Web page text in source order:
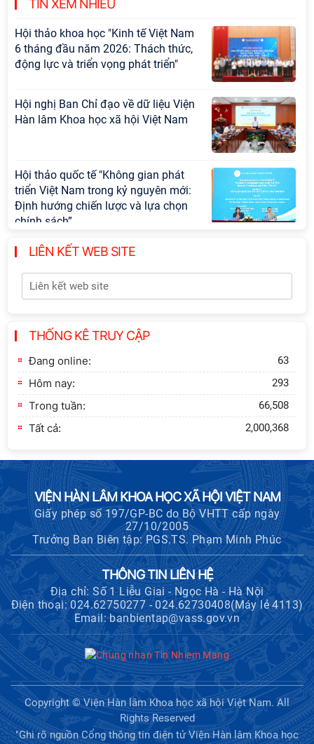
TIN XEM NHIỀU
cấp Bộ
Hội thảo khoa học "Kinh tế Việt Nam
6 tháng đầu năm 2026: Thách thức,
động lực và triển vọng phát triển"
Hội nghị Ban Chỉ đạo về dữ liệu Viện
Hàn lâm Khoa học xã hội Việt Nam
Hội thảo quốc tế "Không gian phát
triển Việt Nam trong kỷ nguyên mới:
Định hướng chiến lược và lựa chọn
chính sách”
Khai quật công trường khai thác đá
Tôn
sinh đào tạo trình độ tiến sĩ đợt 1
LIÊN KẾT WEB SITE
THỐNG KÊ TRUY CẬP
Đang online: 63
Hôm nay: 293
Trong tuần: 66,508
Tất cả: 2,000,368
VIỆN HÀN LÂM KHOA HỌC XÃ HỘI VIỆT NAM
Giấy phép số 197/GP-BC do Bộ VHTT cấp ngày
27/10/2005
Trưởng Ban Biên tập: PGS.TS. Phạm Minh Phúc
THÔNG TIN LIÊN HỆ
Địa chỉ: Số 1 Liễu Giai - Ngọc Hà - Hà Nội
Điện thoại: 024.62750277 - 024.62730408(Máy lẻ 4113)
Email: banbientap@vass.gov.vn
Copyright © Viện Hàn lâm Khoa học xã hội Việt Nam. All
Rights Reserved
"Ghi rõ nguồn Cổng thông tin điện tử Viện Hàn lâm Khoa học